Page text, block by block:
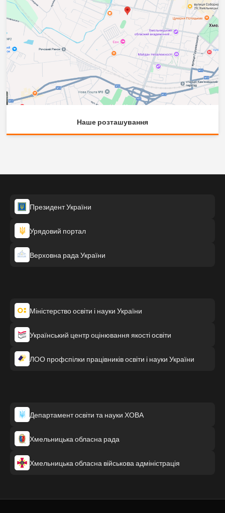
Наше розташування
Президент України
Урядовий портал
Верховна рада України
Міністерство освіти і науки України
Український центр оцінювання якості освіти
ЛОО профспілки працівників освіти і науки України
Департамент освіти та науки ХОВА
Хмельницька обласна рада
Хмельницька обласна військова адміністрація